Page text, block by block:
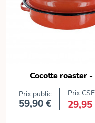
Cocotte roaster -
Prix public
Prix
59,90 €
Prix CSE
29,95